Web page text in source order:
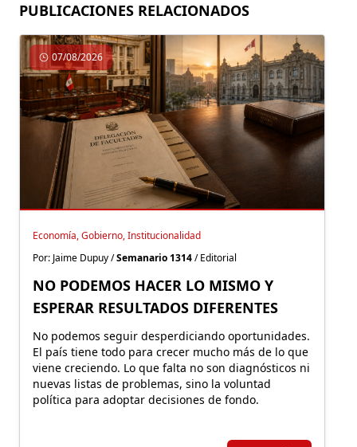
PUBLICACIONES RELACIONADOS
07/08/2026
Economía, Gobierno, Institucionalidad
Por: Jaime Dupuy /Semanario 1314/ Editorial
NO PODEMOS HACER LO MISMO Y
ESPERAR RESULTADOS DIFERENTES
No podemos seguir desperdiciando oportunidades.
El país tiene todo para crecer mucho más de lo que
viene creciendo. Lo que falta no son diagnósticos ni
nuevas listas de problemas, sino la voluntad
política para adoptar decisiones de fondo.